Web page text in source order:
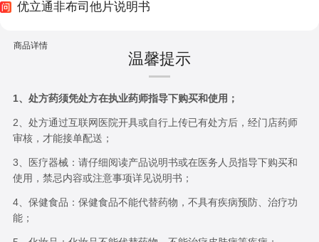
优立通非布司他片说明书
商品详情
温馨提示
1、处方药须凭处方在执业药师指导下购买和使用；
2、处方通过互联网医院开具或自行上传已有处方后，经门店药师
审核，才能接单配送；
3、医疗器械：请仔细阅读产品说明书或在医务人员指导下购买和
使用，禁忌内容或注意事项详见说明书；
4、保健食品：保健食品不能代替药物，不具有疾病预防、治疗功
能；